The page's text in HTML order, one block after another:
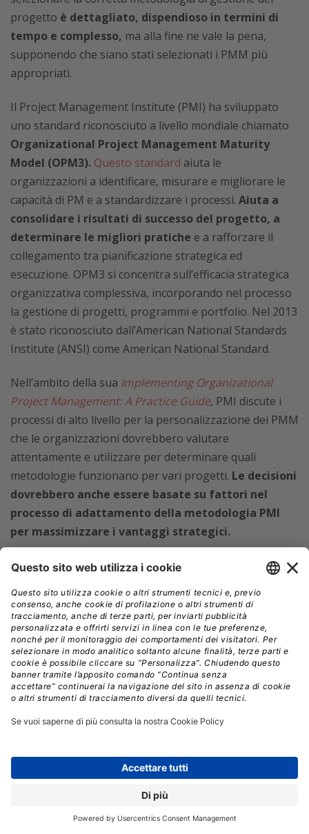
progetto è dettagliato, dispendioso in termini di
tempo e complesso, ma alla fine ne vale la pena,
supponendo che siano stati selezionati i PMM più
appropriati.
Il Project Management Institute (PMI) ha sviluppato
uno standard riconosciuto a livello mondiale chiamato
Organizational Project Management Maturity
Model (OPM3). Questo standard aiuta le
organizzazioni a identificare, misurare e migliorare le
capacità di PM e a standardizzare i processi. Aiuta a
consolidare i risultati di successo del progetto, a
determinare le migliori pratiche e a rafforzare il
collegamento tra pianificazione strategica ed
esecuzione. OPM3 si concentra sull’efficacia strategica
organizzativa complessiva, incorporando nel processo
la gestione di progetti, programmi e portfolio. Nel 2013
è stato riconosciuto dall’American National Standards
Institute (ANSI) come American National Standard.
Nell’ambito della sua Implementing Organizational
Project Management: A Practice Guide, PMI discute i
processi di alto livello per la personalizzazione dei PMM
che le organizzazioni dovrebbero valutare
attentamente e utilizzare per determinare quali
metodologie funzionano per vari progetti. Le decisioni
dovrebbero anche essere basate su fattori nel
processo di adattamento della metodologia PMI
per massimizzare i vantaggi strategici.
Vantaggi di OPM3
Può avere senso per la vostra azienda adottare OPM3,
dato che uno dei suoi obiettivi principali è raggiungere
l’allineamento strategico,un fattore chiave per i
risultati di successo del progetto.Le organizzazioni
dovranno includere uffici di gestione dei programmi
aziendali (EPMO) in sessioni di pianificazione di alto
livello per garantire che le giuste metodologie siano
implementate per progetti specifici,con l’obiettivo di
cliente, ottenere un vantaggio competitivo,
migliorare il controllo dei costi e le comunicazioni e
fornire prestazioni prevedibili. In definitiva, ciò
migliorerà e accelererà il processo decisionale, oltre a